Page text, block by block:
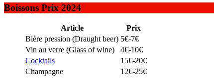
Boissons Prix 2024
Article
Prix
Bière pression (Draught beer) 5€-7€
Vin au verre (Glass of wine)
4€-10€
Cocktails
15€-20€
Champagne
12€-25€